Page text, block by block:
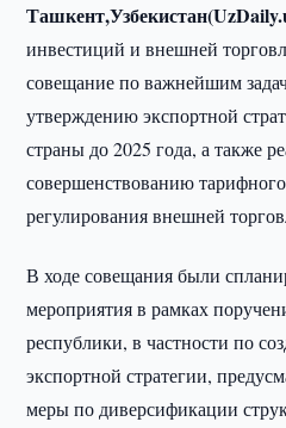
инвестиций и внешней
совещание по важнейшим
утверждению экспортной
страны до 2025 года, а также
совершенствованию
регулирования внешней
В ходе совещания были
мероприятия в рамках
республики, в частности по
экспортной стратегии,
меры по диверсификации